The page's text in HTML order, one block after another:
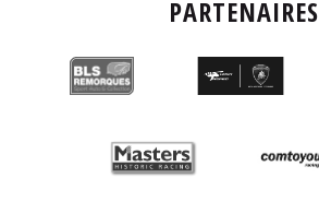
PARTENAIRES